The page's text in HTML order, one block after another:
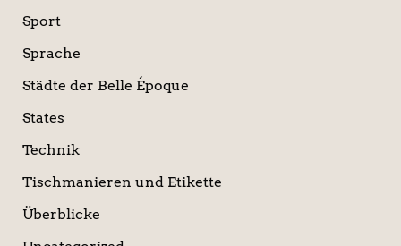
Sport
Sprache
Städte der Belle Époque
States
Technik
Tischmanieren und Etikette
Überblicke